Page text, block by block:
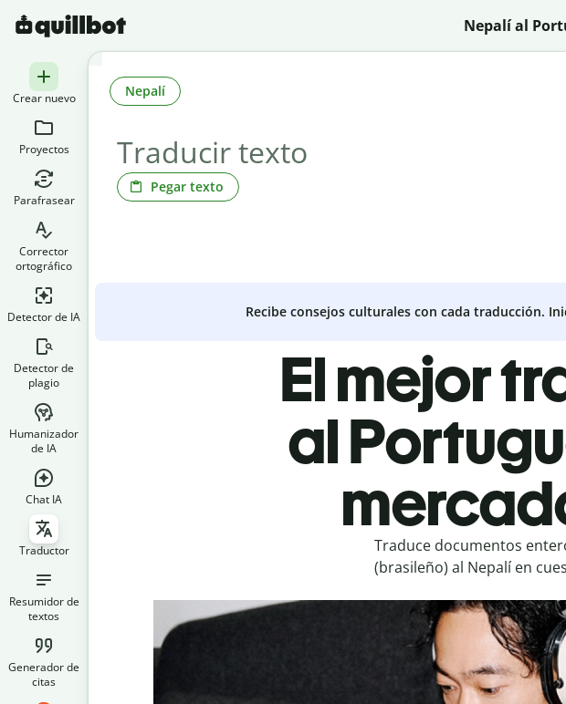
Nepalí al
Crear nuevo
Proyectos
Parafrasear
Corrector
ortográfico
Detector de IA
Detector de
plagio
Humanizador
de IA
Chat IA
Traductor
Resumidor de
textos
Generador de
citas
Pegar texto
Nepalí
Recibe consejos culturales con cada traducción.
El mejor
al
Traduce documentos
(brasileño) al Nepalí en